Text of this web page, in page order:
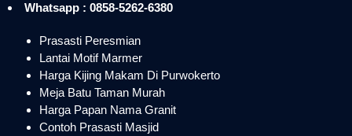
Whatsapp : 0858-5262-6380
Prasasti Peresmian
Lantai Motif Marmer
Harga Kijing Makam Di Purwokerto
Meja Batu Taman Murah
Harga Papan Nama Granit
Contoh Prasasti Masjid